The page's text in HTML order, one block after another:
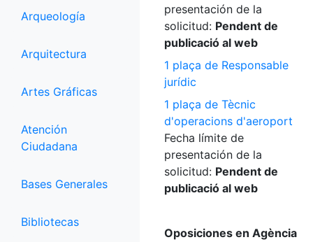
Arqueología
Arquitectura
Artes Gráficas
Atención
Ciudadana
Bases Generales
Bibliotecas
presentación de la
solicitud: Pendent de
publicació al web
1 plaça de Responsable
jurídic
1 plaça de Tècnic
d'operacions d'aeroport
Fecha límite de
presentación de la
solicitud: Pendent de
publicació al web
Oposiciones en Agència